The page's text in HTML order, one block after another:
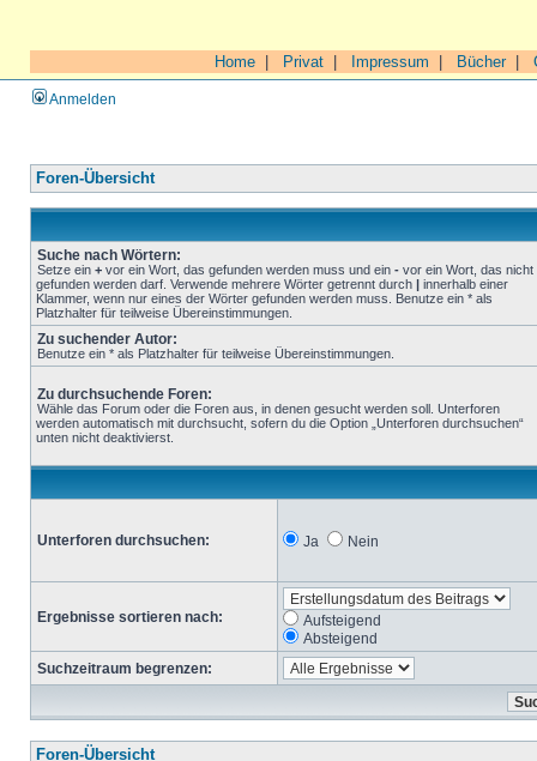
Home Privat Impressum Bücher|
Anmelden
Foren-Übersicht
Suche nach Wörtern:
Setze ein + vor ein Wort, das gefunden werden muss und ein - vor ein Wort, das nicht
gefunden werden darf. Verwende mehrere Wörter getrennt durch | innerhalb einer
Klammer, wenn nur eines der Wörter gefunden werden muss. Benutze ein * als
Platzhalter für teilweise Übereinstimmungen.
Zu suchender Autor:
Benutze ein * als Platzhalter für teilweise Übereinstimmungen.
Zu durchsuchende Foren:
Wähle das Forum oder die Foren aus, in denen gesucht werden soll. Unterforen
werden automatisch mit durchsucht, sofern du die Option „Unterforen durchsuchen“
unten nicht deaktivierst.
Unterforen durchsuchen: Ja Nein
Ergebnisse sortieren nach:
Aufsteigend
Absteigend
Suchzeitraum begrenzen:
Foren-Übersicht